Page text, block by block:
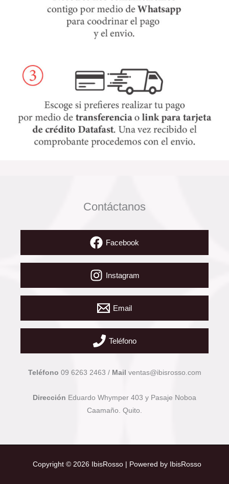
Contáctanos
Facebook
Instagram
Email
Teléfono
Teléfono 09 6263 2463 / Mail ventas@ibisrosso.com
Dirección Eduardo Whymper 403 y Pasaje Noboa
Caamaño. Quito.
Copyright © 2026 IbisRosso | Powered by IbisRosso